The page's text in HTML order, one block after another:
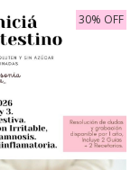
30% OFF